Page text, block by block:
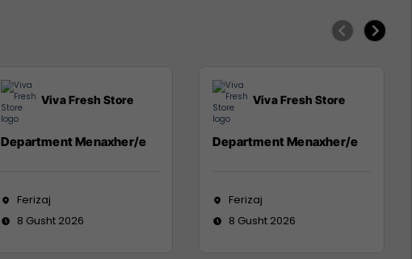
Viva Fresh Store
Department Menaxher/e
Ferizaj
8 Gusht 2026
Viva Fresh Store
Department Menaxher/e
Ferizaj
8 Gusht 2026